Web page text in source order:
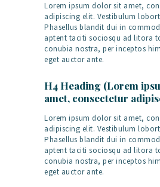
Lorem ipsum dolor sit amet,
adipiscing elit. Vestibulum
Phasellus blandit dui in
aptent taciti sociosqu ad litora
conubia nostra, per inceptos
eget auctor ante.
H4 Heading (Lorem
amet, consectetur
Lorem ipsum dolor sit amet,
adipiscing elit. Vestibulum
Phasellus blandit dui in
aptent taciti sociosqu ad litora
conubia nostra, per inceptos
eget auctor ante.